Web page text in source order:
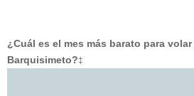
¿Cuál es el mes más barato para
Barquisimeto?‡